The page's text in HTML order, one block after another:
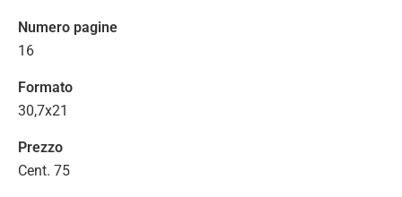
Numero pagine
16
Formato
30,7x21
Prezzo
Cent. 75